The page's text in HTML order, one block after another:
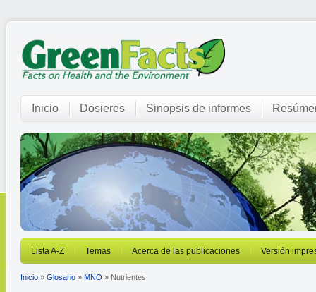
Inicio Dosieres Sinopsis de informes
Lista A-Z Temas Acerca de las publicaciones Versión
Inicio » Glosario » MNO » Nutrientes